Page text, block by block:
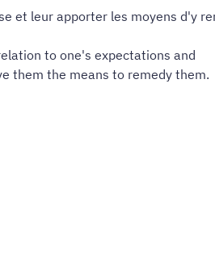
et leur apporter les moyens d'y
to one's expectations and
them the means to remedy them.